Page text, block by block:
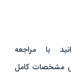
با مراجعه
مشخصات کامل